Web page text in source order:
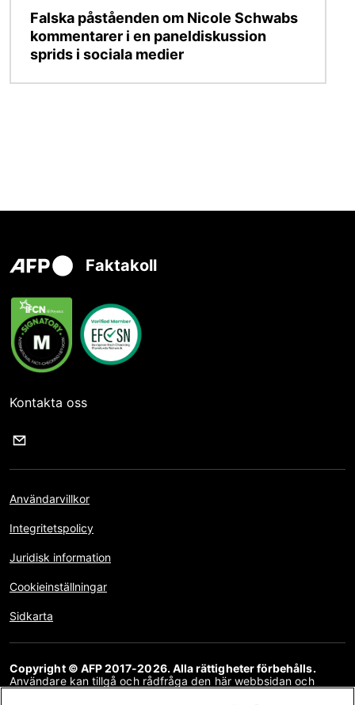
Falska påståenden om Nicole Schwabs
kommentarer i en paneldiskussion
sprids i sociala medier
Faktakoll
Kontakta oss
Användarvillkor
Integritetspolicy
Juridisk information
Cookieinställningar
Sidkarta
Copyright © AFP 2017-2026. Alla rättigheter förbehålls.
Användare kan tillgå och rådfråga den här webbsidan och